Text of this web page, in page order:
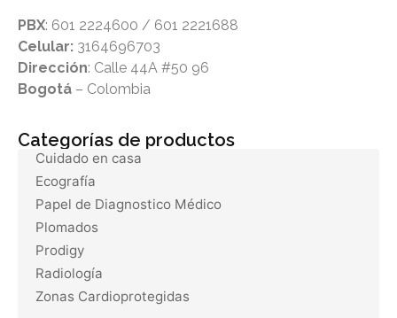
PBX: 601 2224600 / 601 2221688
Celular: 3164696703
Dirección: Calle 44A #50 96
Bogotá – Colombia
Categorías de productos
Cuidado en casa
Ecografía
Papel de Diagnostico Médico
Plomados
Prodigy
Radiología
Zonas Cardioprotegidas